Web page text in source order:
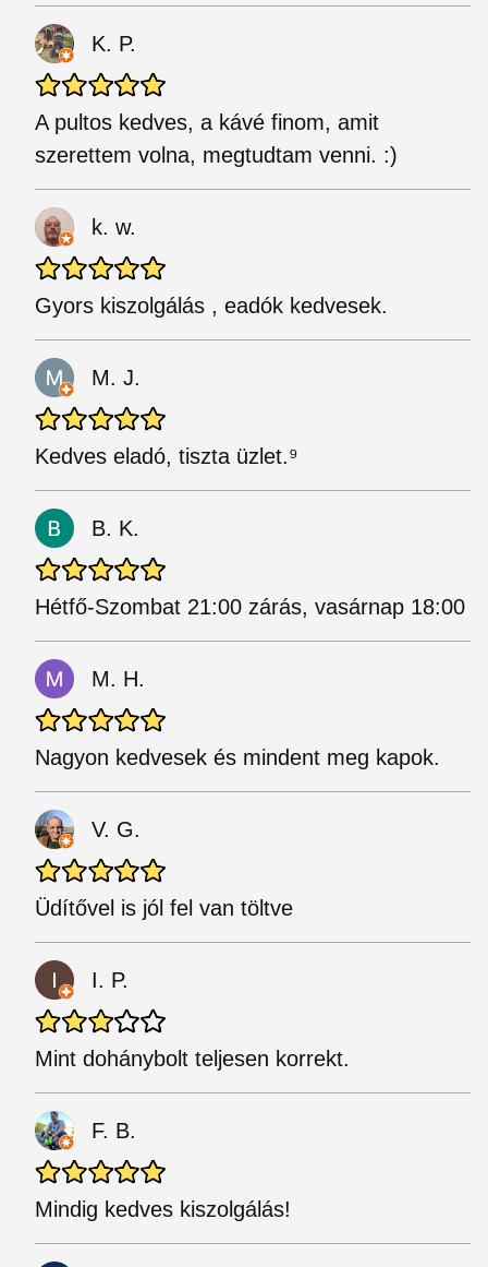
K. P.
A pultos kedves, a kávé finom, amit
szerettem volna, megtudtam venni. :)
k. w.
Gyors kiszolgálás , eadók kedvesek.
M. J.
Kedves eladó, tiszta üzlet.⁹
B. K.
Hétfő-Szombat 21:00 zárás, vasárnap 18:00
M. H.
Nagyon kedvesek és mindent meg kapok.
V. G.
Üdítővel is jól fel van töltve
I. P.
Mint dohánybolt teljesen korrekt.
F. B.
Mindig kedves kiszolgálás!